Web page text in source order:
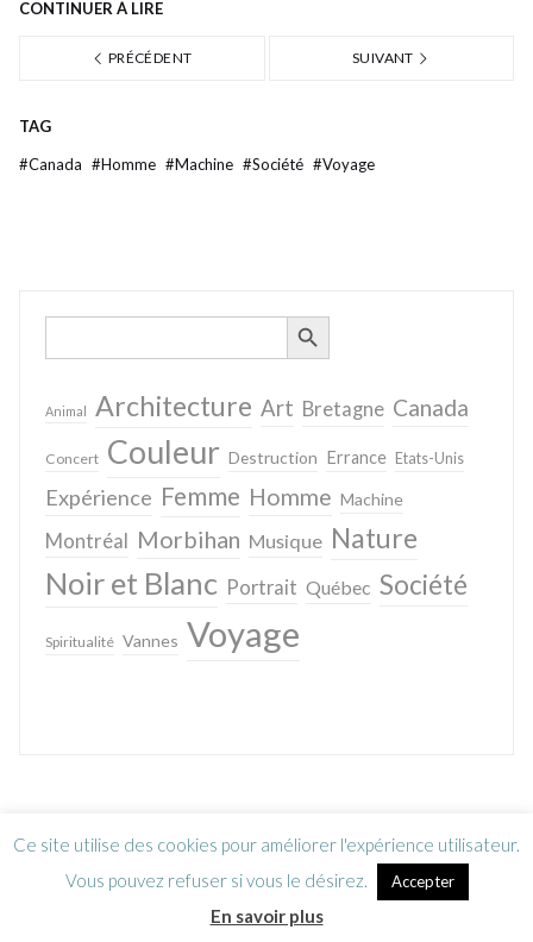
CONTINUER À LIRE
PRÉCÉDENT SUIVANT
TAG
#Canada #Homme #Machine #Société #Voyage
Search
SEARCH BUTTON
Animal Architecture Art Bretagne Canada
Concert Couleur Destruction Errance Etats-Unis
Expérience Femme Homme Machine
Montréal Morbihan Musique Nature
Noir et Blanc Portrait Québec Société
Spiritualité Vannes Voyage
Ce site utilise des cookies pour améliorer l'expérience utilisateur.
Vous pouvez refuser si vous le désirez.
Accepter
En savoir plus